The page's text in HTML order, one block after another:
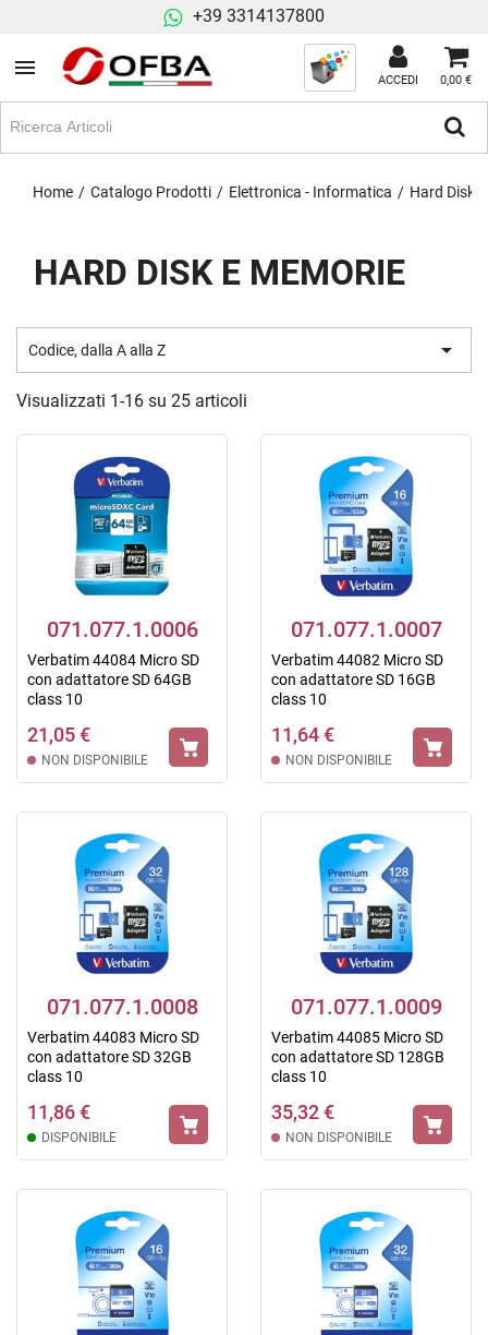
+39 3314137800
ACCEDI 0,00 €
Home Catalogo Prodotti Elettronica - Informatica Hard Disk
HARD DISK E MEMORIE
Codice, dalla A alla Z 
Visualizzati 1-16 su 25 articoli
071.077.1.0006
Verbatim 44084 Micro SD
con adattatore SD 64GB
class 10
21,05 €
NON DISPONIBILE
071.077.1.0007
Verbatim 44082 Micro SD
con adattatore SD 16GB
class 10
11,64 €
NON DISPONIBILE
071.077.1.0008
Verbatim 44083 Micro SD
con adattatore SD 32GB
class 10
11,86 €
DISPONIBILE
071.077.1.0009
Verbatim 44085 Micro SD
con adattatore SD 128GB
class 10
35,32 €
NON DISPONIBILE